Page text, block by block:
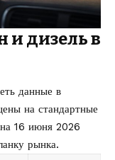
и дизель в
данные в
на стандартные
16 июня 2026
рынка.